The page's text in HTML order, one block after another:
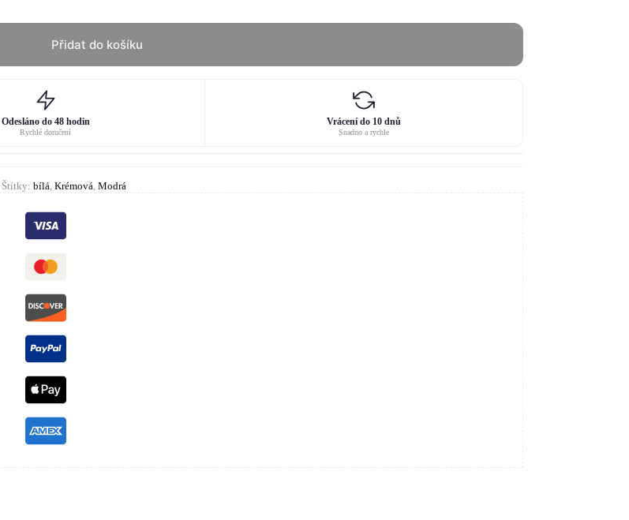
Přidat do košíku
Odesláno do 48 hodin
Rychlé doručení
Vrácení do 10 dnů
Snadno a rychle
Štítky: bílá Krémová Modrá